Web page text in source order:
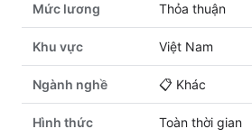
Mức lương Thỏa thuận
Khu vực Việt Nam
Ngành nghề 📋 Khác
Hình thức Toàn thời gian